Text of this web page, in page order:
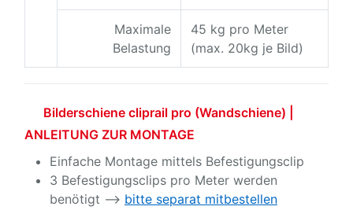
Maximale
Belastung
45 kg pro Meter
(max. 20kg je Bild)
Bilderschiene cliprail pro (Wandschiene) |
ANLEITUNG ZUR MONTAGE
Einfache Montage mittels Befestigungsclip
3 Befestigungsclips pro Meter werden
benötigt --> bitte separat mitbestellen